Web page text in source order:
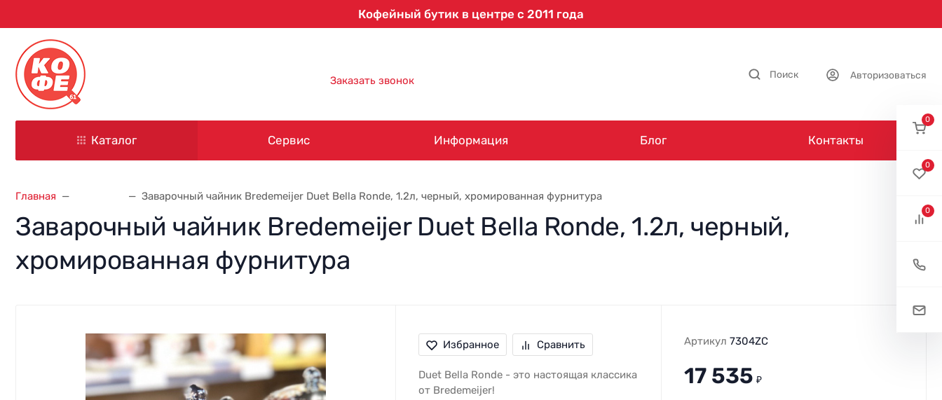
Кофейный бутик в центре с 2011 года
Заказать звонок Поиск Авторизоваться
Каталог Сервис Информация Блог Контакты
Главная Заварочный чайник Bredemeijer Duet Bella Ronde, 1.2л, черный, хромированная фурнитура
Заварочный чайник Bredemeijer Duet Bella Ronde, 1.2л, черный,
хромированная фурнитура
Избранное Сравнить
Duet Bella Ronde - это настоящая классика
от Bredemeijer!
Артикул 7304ZC
17 535 ₽
0
0
0